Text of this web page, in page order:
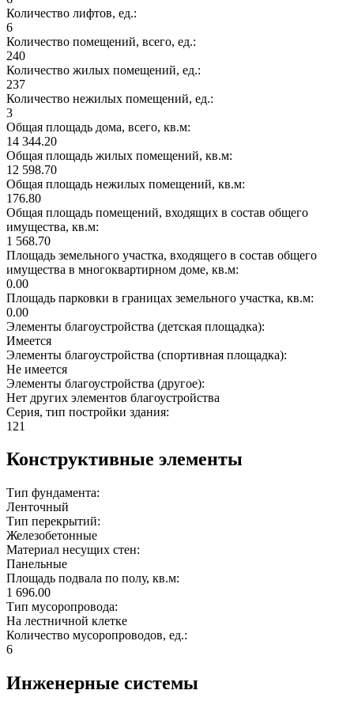
Количество лифтов, ед.:
6
Количество помещений, всего, ед.:
240
Количество жилых помещений, ед.:
237
Количество нежилых помещений, ед.:
3
Общая площадь дома, всего, кв.м:
14 344.20
Общая площадь жилых помещений, кв.м:
12 598.70
Общая площадь нежилых помещений, кв.м:
176.80
Общая площадь помещений, входящих в состав общего
имущества, кв.м:
1 568.70
Площадь земельного участка, входящего в состав общего
имущества в многоквартирном доме, кв.м:
0.00
Площадь парковки в границах земельного участка, кв.м:
0.00
Элементы благоустройства (детская площадка):
Имеется
Элементы благоустройства (спортивная площадка):
Не имеется
Элементы благоустройства (другое):
Нет других элементов благоустройства
Серия, тип постройки здания:
121
Конструктивные элементы
Тип фундамента:
Ленточный
Тип перекрытий:
Железобетонные
Материал несущих стен:
Панельные
Площадь подвала по полу, кв.м:
1 696.00
Тип мусоропровода:
На лестничной клетке
Количество мусоропроводов, ед.:
6
Инженерные системы